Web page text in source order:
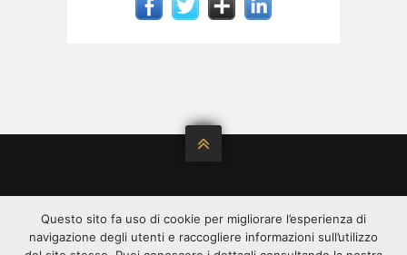

ANGYS È DISTRIBUITA DASPREAFICOSPREAFICO
FRANCESCO & F.LLI SPA - VIA C. LOMBROSO, 54 -
Questo sito fa uso di cookie per migliorare l’esperienza di
navigazione degli utenti e raccogliere informazioni sull’utilizzo